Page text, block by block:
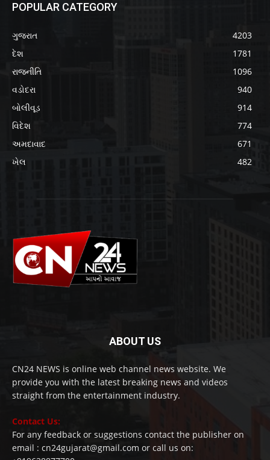
POPULAR CATEGORY
ગુજરાત
4203
દેશ
1781
રાજનીતિ
1096
વડોદરા
940
બોલીવૂડ
914
વિદેશ
774
અમદાવાદ
671
ખેલ
482
ABOUT US
CN24 NEWS is online web channel news website. We
provide you with the latest breaking news and videos
straight from the entertainment industry.
Contact Us:
For any feedback or suggestions contact the publisher on
email : cn24gujarat@gmail.com or call us on: